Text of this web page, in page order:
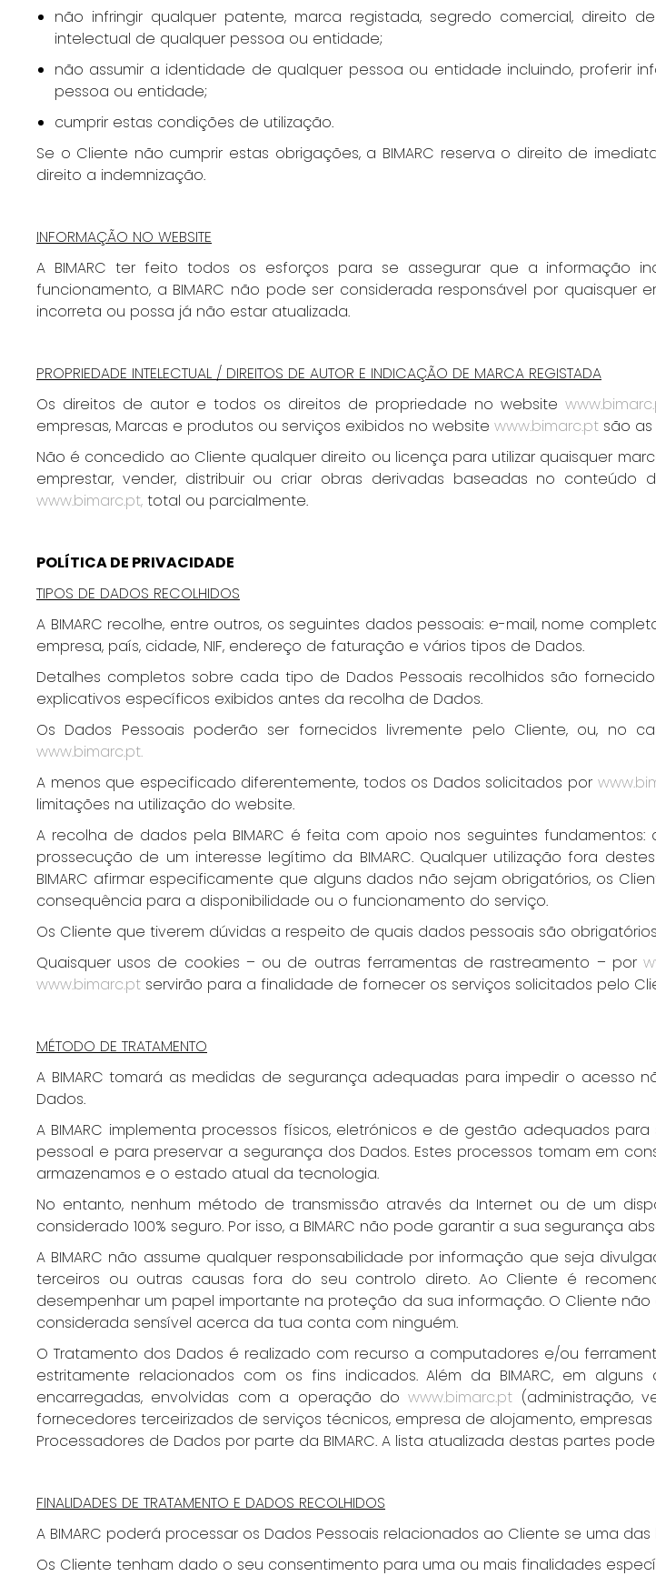
não infringir qualquer patente, marca registada, segredo comercial,
intelectual de qualquer pessoa ou entidade;
não assumir a identidade de qualquer pessoa ou entidade incluindo, proferir
pessoa ou entidade;
cumprir estas condições de utilização.
Se o Cliente não cumprir estas obrigações, a BIMARC reserva o direito de
direito a indemnização.
INFORMAÇÃO NO WEBSITE
A BIMARC ter feito todos os esforços para se assegurar que a informação
funcionamento, a BIMARC não pode ser considerada responsável por
incorreta ou possa já não estar atualizada.
PROPRIEDADE INTELECTUAL / DIREITOS DE AUTOR E INDICAÇÃO DE MARCA REGISTADA
Os direitos de autor e todos os direitos de propriedade no website
empresas, Marcas e produtos ou serviços exibidos no website www.bimarc.pt são
Não é concedido ao Cliente qualquer direito ou licença para utilizar quaisquer
emprestar, vender, distribuir ou criar obras derivadas baseadas no conteúdo
www.bimarc.pt, total ou parcialmente.
POLÍTICA DE PRIVACIDADE
TIPOS DE DADOS RECOLHIDOS
A BIMARC recolhe, entre outros, os seguintes dados pessoais: e-mail, nome
empresa, país, cidade, NIF, endereço de faturação e vários tipos de Dados.
Detalhes completos sobre cada tipo de Dados Pessoais recolhidos são
explicativos específicos exibidos antes da recolha de Dados.
Os Dados Pessoais poderão ser fornecidos livremente pelo Cliente, ou, no
www.bimarc.pt.
A menos que especificado diferentemente, todos os Dados solicitados por
limitações na utilização do website.
A recolha de dados pela BIMARC é feita com apoio nos seguintes
prossecução de um interesse legítimo da BIMARC. Qualquer utilização fora
BIMARC afirmar especificamente que alguns dados não sejam obrigatórios, os
consequência para a disponibilidade ou o funcionamento do serviço.
Os Cliente que tiverem dúvidas a respeito de quais dados pessoais são
Quaisquer usos de cookies – ou de outras ferramentas de rastreamento – por
www.bimarc.pt servirão para a finalidade de fornecer os serviços solicitados pelo
MÉTODO DE TRATAMENTO
A BIMARC tomará as medidas de segurança adequadas para impedir o acesso
Dados.
A BIMARC implementa processos físicos, eletrónicos e de gestão adequados
pessoal e para preservar a segurança dos Dados. Estes processos tomam em
armazenamos e o estado atual da tecnologia.
No entanto, nenhum método de transmissão através da Internet ou de um
considerado 100% seguro. Por isso, a BIMARC não pode garantir a sua segurança
A BIMARC não assume qualquer responsabilidade por informação que seja
terceiros ou outras causas fora do seu controlo direto. Ao Cliente é
desempenhar um papel importante na proteção da sua informação. O Cliente
considerada sensível acerca da tua conta com ninguém.
O Tratamento dos Dados é realizado com recurso a computadores e/ou
estritamente relacionados com os fins indicados. Além da BIMARC, em
encarregadas, envolvidas com a operação dowww.bimarc.pt (administração,
fornecedores terceirizados de serviços técnicos, empresa de alojamento,
Processadores de Dados por parte da BIMARC. A lista atualizada destas partes
FINALIDADES DE TRATAMENTO E DADOS RECOLHIDOS
A BIMARC poderá processar os Dados Pessoais relacionados ao Cliente se uma
Os Cliente tenham dado o seu consentimento para uma ou mais finalidades